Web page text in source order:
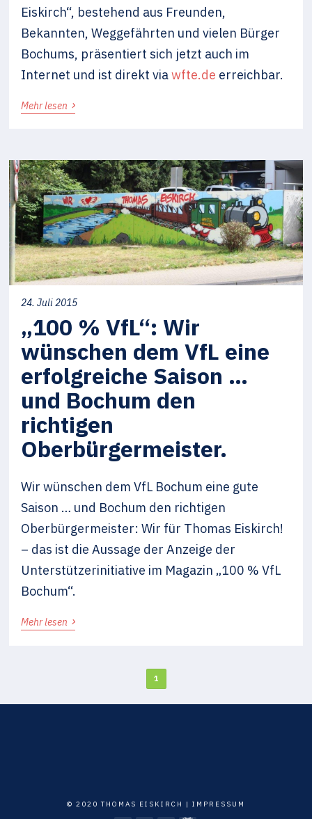
Eiskirch“, bestehend aus Freunden,
Bekannten, Weggefährten und vielen Bürger
Bochums, präsentiert sich jetzt auch im
Internet und ist direkt viawfte.de erreichbar.
Mehr lesen ›
24. Juli 2015
„100 % VfL“: Wir
wünschen dem VfL eine
erfolgreiche Saison …
und Bochum den
richtigen
Oberbürgermeister.
Wir wünschen dem VfL Bochum eine gute
Saison … und Bochum den richtigen
Oberbürgermeister: Wir für Thomas Eiskirch!
– das ist die Aussage der Anzeige der
Unterstützerinitiative im Magazin „100 % VfL
Bochum“.
Mehr lesen ›
1
© 2020 THOMAS EISKIRCH | IMPRESSUM